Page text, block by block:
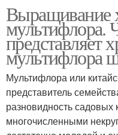
Выращивание
мультифлора.
представляет
мультифлора
Мультифлора или
представитель
разновидность садовых
многочисленными